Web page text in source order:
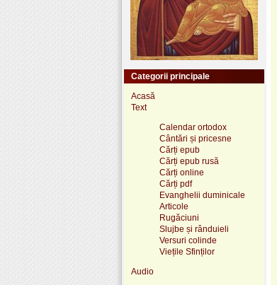
Categorii principale
Acasă
Text
Calendar ortodox
Cântări și pricesne
Cărți epub
Cărți epub rusă
Cărți online
Cărți pdf
Evanghelii duminicale
Articole
Rugăciuni
Slujbe și rânduieli
Versuri colinde
Viețile Sfinților
Audio